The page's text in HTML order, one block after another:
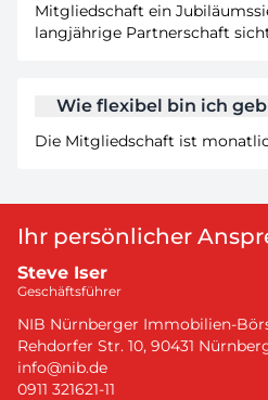
Mitgliedschaft ein
langjährige Partnerschaft
Wie flexibel bin ich
Die Mitgliedschaft ist
Ihr persönlicher
Steve Iser
Geschäftsführer
NIB Nürnberger Immobilien-
Rehdorfer Str. 10, 90431
info@nib.de
0911 321621-11